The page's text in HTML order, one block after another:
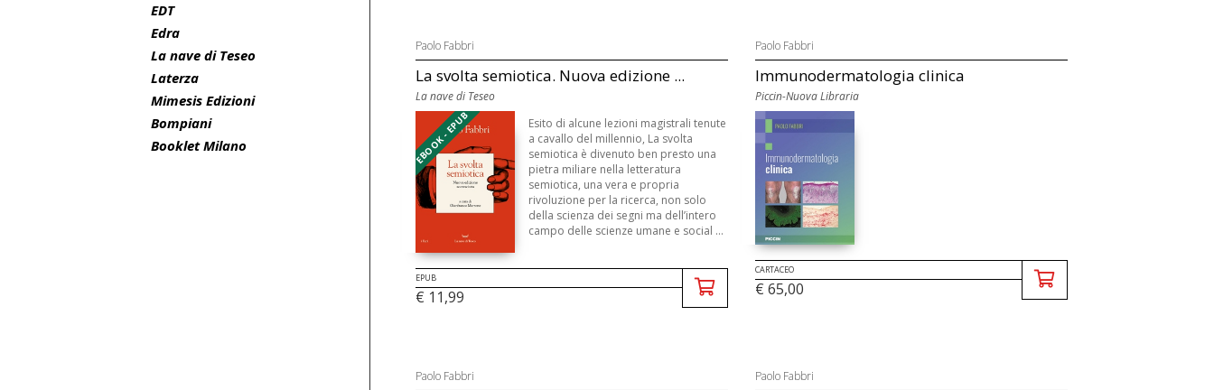
EDT
Edra
La nave di Teseo
Laterza
Mimesis Edizioni
Bompiani
Booklet Milano
Paolo Fabbri
La svolta semiotica. Nuova edizione ...
La nave di Teseo
EBOOK - EPUB
Esito di alcune lezioni magistrali tenute
a cavallo del millennio, La svolta
semiotica è divenuto ben presto una
pietra miliare nella letteratura
semiotica, una vera e propria
rivoluzione per la ricerca, non solo
della scienza dei segni ma dell’intero
campo delle scienze umane e social ...
EPUB
€ 11,99
Paolo Fabbri
Immunodermatologia clinica
Piccin-Nuova Libraria
CARTACEO
€ 65,00
Paolo Fabbri Paolo Fabbri